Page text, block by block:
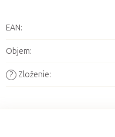
EAN:
Objem:
? Zloženie: